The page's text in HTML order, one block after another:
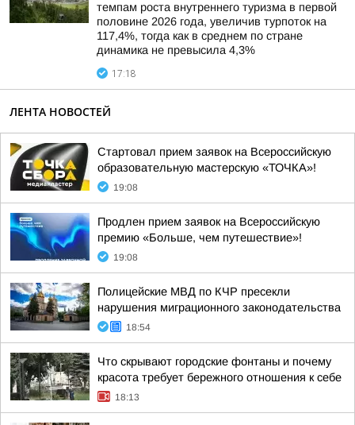
темпам роста внутреннего туризма в первой
половине 2026 года, увеличив турпоток на
117,4%, тогда как в среднем по стране
динамика не превысила 4,3%
17:18
ЛЕНТА НОВОСТЕЙ
Стартовал прием заявок на Всероссийскую
образовательную мастерскую «ТОЧКА»!
19:08
Продлен прием заявок на Всероссийскую
премию «Больше, чем путешествие»!
19:08
Полицейские МВД по КЧР пресекли
нарушения миграционного законодательства
18:54
Что скрывают городские фонтаны и почему
красота требует бережного отношения к себе
18:13